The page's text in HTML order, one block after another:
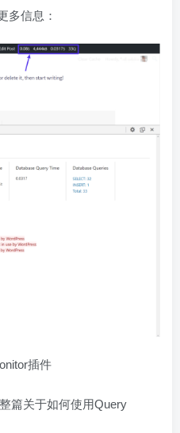
多信息：
插件
篇关于如何使用Query